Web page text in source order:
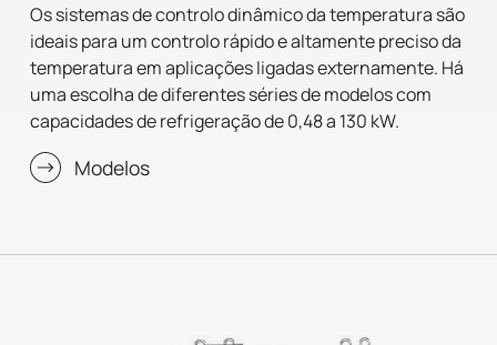
Os sistemas de controlo dinâmico da temperatura são
ideais para um controlo rápido e altamente preciso da
temperatura em aplicações ligadas externamente. Há
uma escolha de diferentes séries de modelos com
capacidades de refrigeração de 0,48 a 130 kW.
Modelos